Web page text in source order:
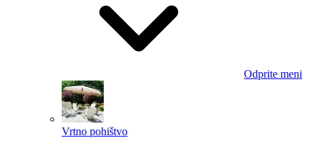
Odprite meni
Vrtno pohištvo